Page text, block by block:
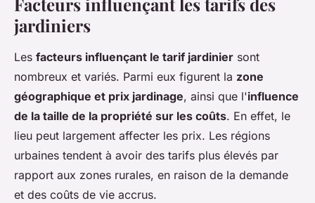
Facteurs influençant les tarifs des
jardiniers
Les facteurs influençant le tarif jardinier sont
nombreux et variés. Parmi eux figurent la zone
géographique et prix jardinage, ainsi que l'influence
de la taille de la propriété sur les coûts. En effet, le
lieu peut largement affecter les prix. Les régions
urbaines tendent à avoir des tarifs plus élevés par
rapport aux zones rurales, en raison de la demande
et des coûts de vie accrus.